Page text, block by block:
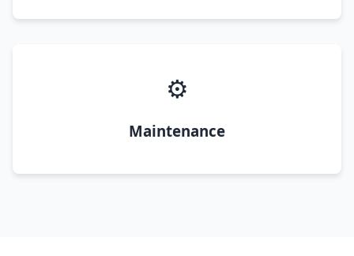
⚙️
Maintenance